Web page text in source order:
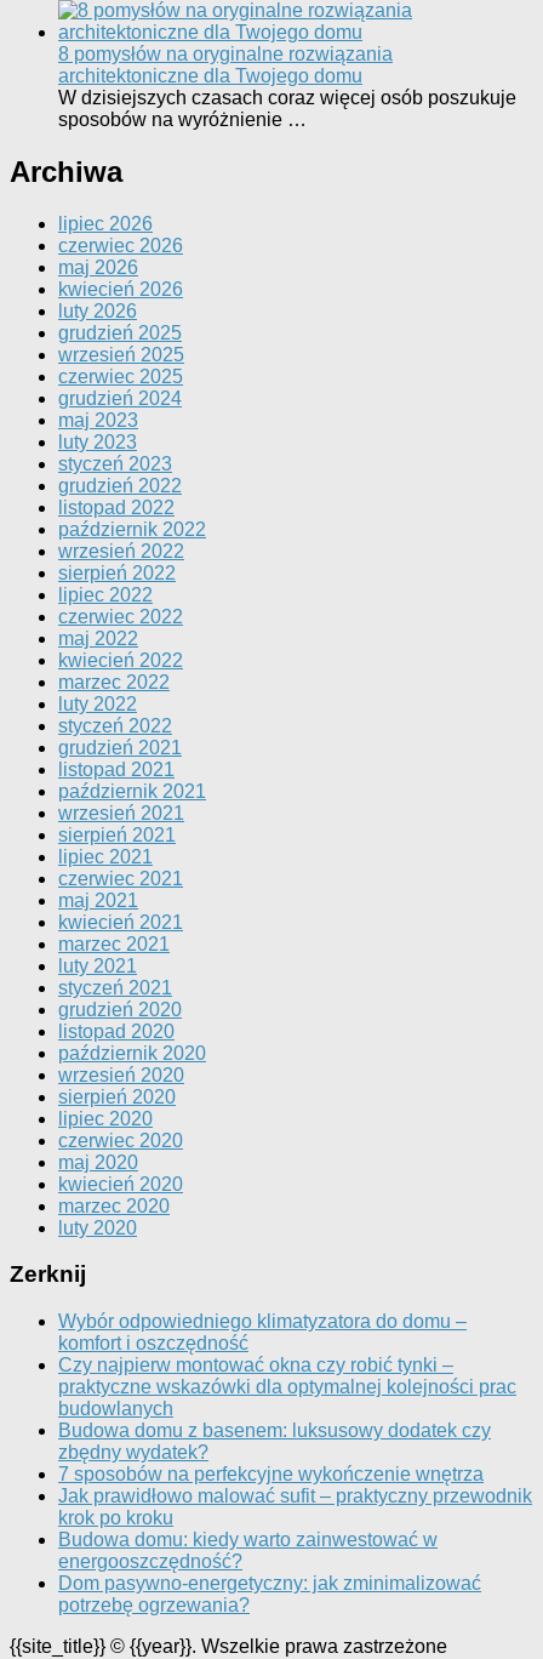
8 pomysłów na oryginalne rozwiązania
architektoniczne dla Twojego domu
W dzisiejszych czasach coraz więcej osób poszukuje
sposobów na wyróżnienie …
Archiwa
lipiec 2026
czerwiec 2026
maj 2026
kwiecień 2026
luty 2026
grudzień 2025
wrzesień 2025
czerwiec 2025
grudzień 2024
maj 2023
luty 2023
styczeń 2023
grudzień 2022
listopad 2022
październik 2022
wrzesień 2022
sierpień 2022
lipiec 2022
czerwiec 2022
maj 2022
kwiecień 2022
marzec 2022
luty 2022
styczeń 2022
grudzień 2021
listopad 2021
październik 2021
wrzesień 2021
sierpień 2021
lipiec 2021
czerwiec 2021
maj 2021
kwiecień 2021
marzec 2021
luty 2021
styczeń 2021
grudzień 2020
listopad 2020
październik 2020
wrzesień 2020
sierpień 2020
lipiec 2020
czerwiec 2020
maj 2020
kwiecień 2020
marzec 2020
luty 2020
Zerknij
Wybór odpowiedniego klimatyzatora do domu –
komfort i oszczędność
Czy najpierw montować okna czy robić tynki –
praktyczne wskazówki dla optymalnej kolejności prac
budowlanych
Budowa domu z basenem: luksusowy dodatek czy
zbędny wydatek?
7 sposobów na perfekcyjne wykończenie wnętrza
Jak prawidłowo malować sufit – praktyczny przewodnik
krok po kroku
Budowa domu: kiedy warto zainwestować w
energooszczędność?
Dom pasywno-energetyczny: jak zminimalizować
potrzebę ogrzewania?
{{site_title}} © {{year}}. Wszelkie prawa zastrzeżone